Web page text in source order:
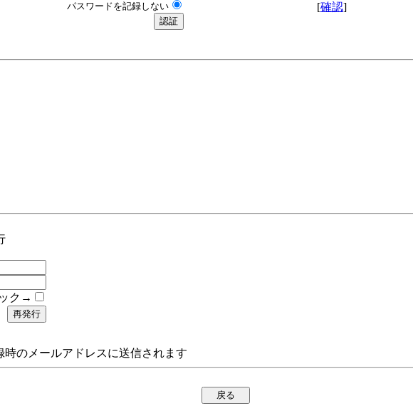
パスワードを記録しない
[確認]
ク→
のメールアドレスに送信されます